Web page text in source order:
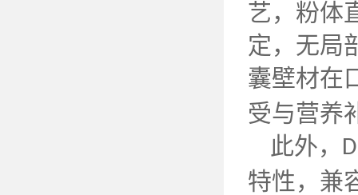
艺，粉体
定，无局
囊壁材在
受与营养
此外，
特性，兼